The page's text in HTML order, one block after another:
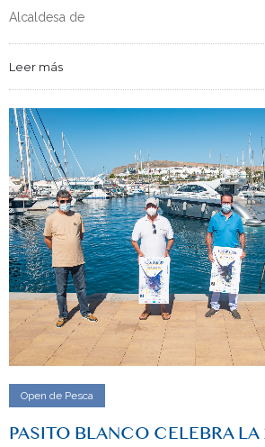
Alcaldesa de
Leer más
Open de Pesca
PASITO BLANCO CELEBRA